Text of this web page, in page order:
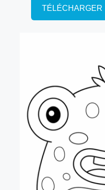
TÉLÉCHARGER